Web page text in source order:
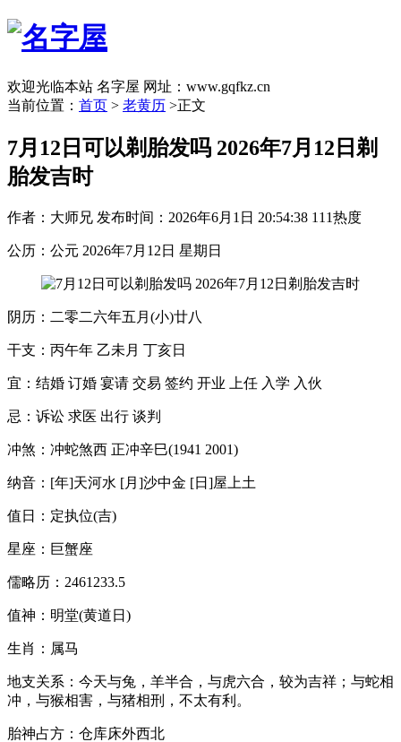
欢迎光临本站 名字屋 网址：www.gqfkz.cn
当前位置： 首页 > 老黄历 >正文
7月12日可以剃胎发吗 2026年7月12日剃
胎发吉时
作者：大师兄 发布时间：2026年6月1日 20:54:38 111热度
公历：公元 2026年7月12日 星期日
阴历：二零二六年五月(小)廿八
干支：丙午年 乙未月 丁亥日
宜：结婚 订婚 宴请 交易 签约 开业 上任 入学 入伙
忌：诉讼 求医 出行 谈判
冲煞：冲蛇煞西 正冲辛巳(1941 2001)
纳音：[年]天河水 [月]沙中金 [日]屋上土
值日：定执位(吉)
星座：巨蟹座
儒略历：2461233.5
值神：明堂(黄道日)
生肖：属马
地支关系：今天与兔，羊半合，与虎六合，较为吉祥；与蛇相
冲，与猴相害，与猪相刑，不太有利。
胎神占方：仓库床外西北